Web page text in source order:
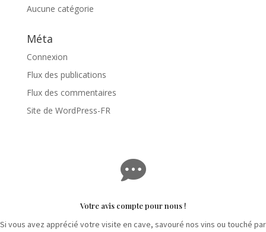
Aucune catégorie
Méta
Connexion
Flux des publications
Flux des commentaires
Site de WordPress-FR

Votre avis compte pour nous !
Si vous avez apprécié votre visite en cave, savouré nos vins ou touché par